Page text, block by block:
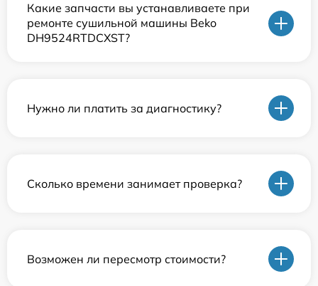
Какие запчасти вы устанавливаете при
ремонте сушильной машины Beko
DH9524RTDCXST?
Нужно ли платить за диагностику?
Сколько времени занимает проверка?
Возможен ли пересмотр стоимости?